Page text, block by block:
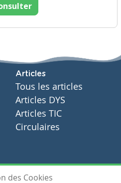
Articles
Tous les articles
Articles DYS
Articles TIC
Circulaires
des Cookies